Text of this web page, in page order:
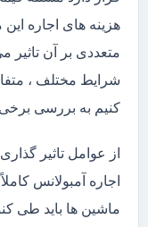
هزینه های اجاره
متعددی بر آن تاثیر
شرایط مختلف ،
کنیم به بررسی برخی
از عوامل تاثیر
اجاره آمبولانس
ماشین ها باید طی